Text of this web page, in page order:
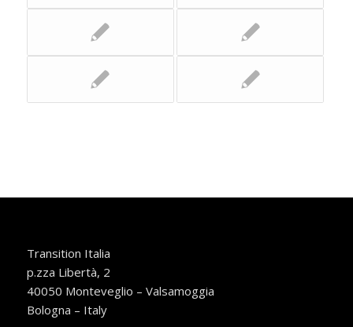
Transition Italia
p.zza Libertà, 2
40050 Monteveglio – Valsamoggia
Bologna – Italy